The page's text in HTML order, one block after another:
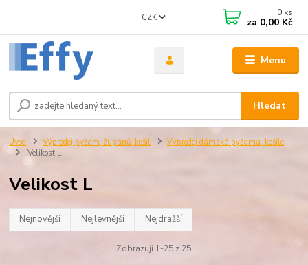
Menu
CZK
Hledat
0 ks
za 0,00 Kč
Úvod Výprodej pyžam, županů, košil
Výprodej dámská pyžama, košile
Velikost L
Velikost L
Nejnovější Nejlevnější Nejdražší
Zobrazuji 1-25 z 25